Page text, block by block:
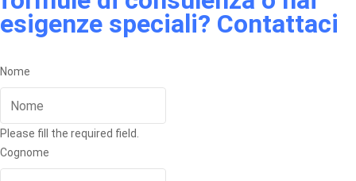
esigenze speciali? Contattaci
Nome
Please fill the required field.
Cognome